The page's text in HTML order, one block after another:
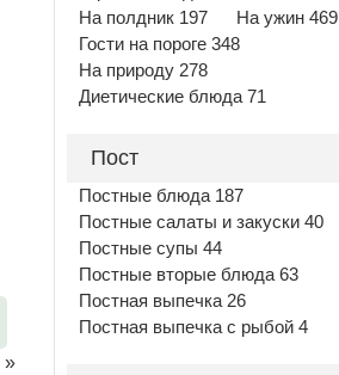
»
На полдник 197
На ужин 469
Гости на пороге 348
На природу 278
Диетические блюда 71
Пост
Постные блюда 187
Постные салаты и закуски 40
Постные супы 44
Постные вторые блюда 63
Постная выпечка 26
Постная выпечка с рыбой 4